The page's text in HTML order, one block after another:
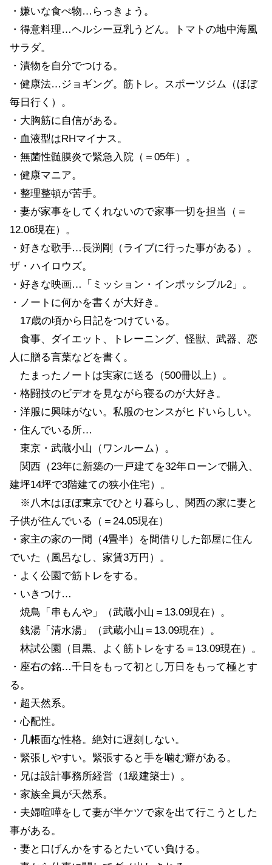
・嫌いな食べ物…らっきょう。
・得意料理…ヘルシー豆乳うどん。トマトの地中海風
サラダ。
・漬物を自分でつける。
・健康法…ジョギング。筋トレ。スポーツジム（ほぼ
毎日行く）。
・大胸筋に自信がある。
・血液型はRHマイナス。
・無菌性髄膜炎で緊急入院（＝05年）。
・健康マニア。
・整理整頓が苦手。
・妻が家事をしてくれないので家事一切を担当（＝
12.06現在）。
・好きな歌手…長渕剛（ライブに行った事がある）。
ザ・ハイロウズ。
・好きな映画…「ミッション・インポッシブル2」。
・ノートに何かを書くが大好き。
17歳の頃から日記をつけている。
食事、ダイエット、トレーニング、怪獣、武器、恋
人に贈る言葉などを書く。
たまったノートは実家に送る（500冊以上）。
・格闘技のビデオを見ながら寝るのが大好き。
・洋服に興味がない。私服のセンスがヒドいらしい。
・住んでいる所…
東京・武蔵小山（ワンルーム）。
関西（23年に新築の一戸建てを32年ローンで購入、
建坪14坪で3階建ての狭小住宅）。
※八木はほぼ東京でひとり暮らし、関西の家に妻と
子供が住んでいる（＝24.05現在）
・家主の家の一間（4畳半）を間借りした部屋に住ん
でいた（風呂なし、家賃3万円）。
・よく公園で筋トレをする。
・いきつけ…
焼鳥「串もんや」（武蔵小山＝13.09現在）。
銭湯「清水湯」（武蔵小山＝13.09現在）。
林試公園（目黒、よく筋トレをする＝13.09現在）。
・座右の銘…千日をもって初とし万日をもって極とす
る。
・超天然系。
・心配性。
・几帳面な性格。絶対に遅刻しない。
・緊張しやすい。緊張すると手を噛む癖がある。
・兄は設計事務所経営（1級建築士）。
・家族全員が天然系。
・夫婦喧嘩をして妻が半ケツで家を出て行こうとした
事がある。
・妻と口げんかをするとたいてい負ける。